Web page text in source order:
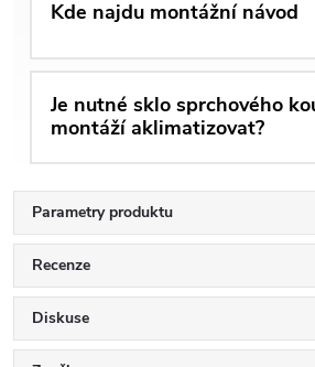
Kde najdu montážní návod
Je nutné sklo sprchového
montáží aklimatizovat?
Parametry produktu
Recenze
Diskuse